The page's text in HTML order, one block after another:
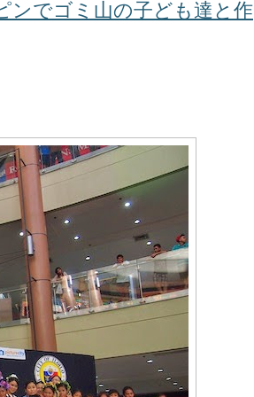
ンでゴミ山の子ども達と作